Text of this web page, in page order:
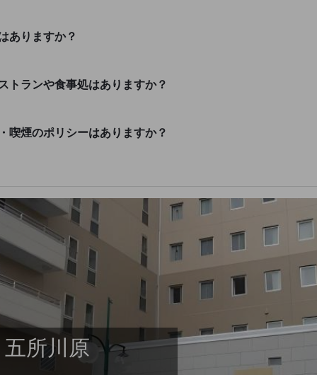
ありますか？
トランや食事処はありますか？
喫煙のポリシーはありますか？
所川原